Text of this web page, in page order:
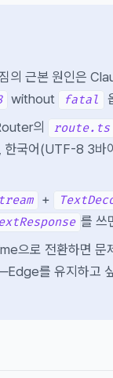
의 근본 원인은
without fatal
의
route.ts
한국어(UTF-8 3바
+
를 쓰
으로 전환하면
를 유지하고